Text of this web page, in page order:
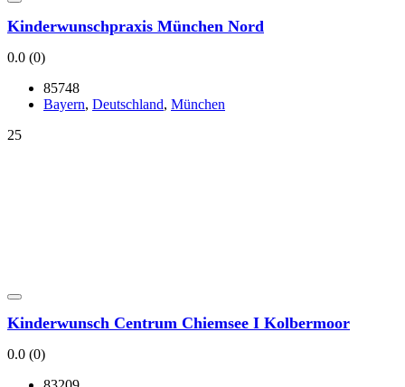
Kin­der­wunsch­pra­xis Mün­chen Nord
0.0 (0)
85748
Bay­ern, Deutsch­land, Mün­chen
25
Kin­der­wunsch Cen­trum Chiem­see I Kol­ber­moor
0.0 (0)